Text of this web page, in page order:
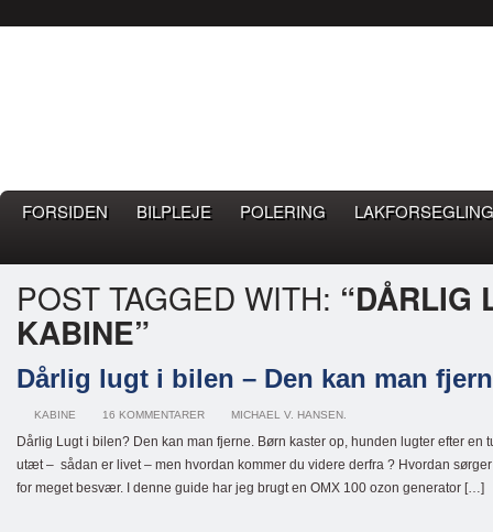
FORSIDEN BILPLEJE POLERING
POST TAGGED WITH: “DÅRLIG
KABINE”
Dårlig lugt i bilen – Den kan man
KABINE 16 KOMMENTARER MICHAEL V. HANSEN.
Dårlig Lugt i bilen? Den kan man fjerne. Børn kaster op, hunden lugter efter en
utæt – sådan er livet – men hvordan kommer du videre derfra ? Hvordan
for meget besvær. I denne guide har jeg brugt en OMX 100 ozon generator […]